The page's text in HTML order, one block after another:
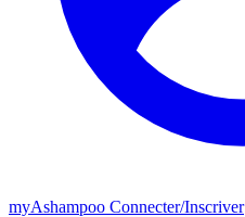
myAshampoo Connecter/Inscriver